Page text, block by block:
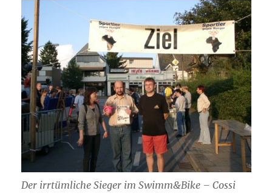
Der irrtümliche Sieger im Swimm&Bike – Cossi